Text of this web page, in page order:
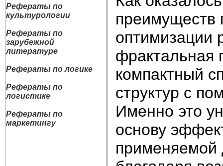
Рефераты по
культурологии
Рефераты по
зарубежной
литературе
Рефераты по логике
Рефераты по
логистике
Рефераты по
маркетингу
преимуществ
оптимизации
фрактальная
компактный
структур с
Именно это
основу
применяемой